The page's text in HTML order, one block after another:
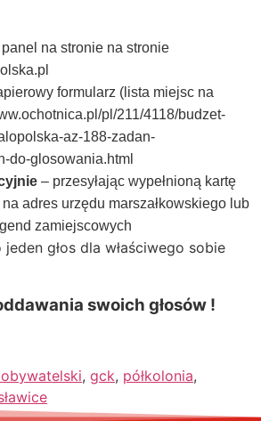
na stronie na stronie
formularz (lista miejsc na
pl/211/4118/budzet-
az-188-zadan-
do-glosowania.html
– przesyłając wypełnioną kartę
adres urzędu marszałkowskiego lub
zamiejscowych
głos dla właściwego sobie
swoich głosów !
, gck, półkolonia,